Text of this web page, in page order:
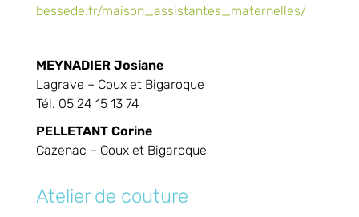
bessede.fr/maison_assistantes_maternelles/
MEYNADIER Josiane
Lagrave – Coux et Bigaroque
Tél. 05 24 15 13 74
PELLETANT Corine
Cazenac – Coux et Bigaroque
Atelier de couture